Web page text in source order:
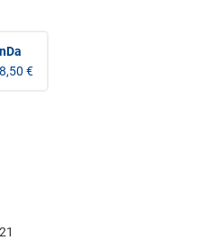
€